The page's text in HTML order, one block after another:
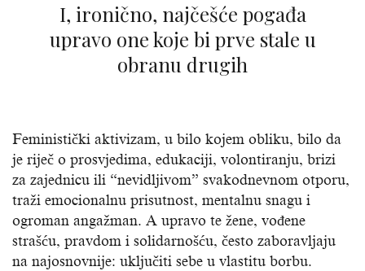
I, ironično, najčešće pogađa
upravo one koje bi prve stale u
obranu drugih
Feministički aktivizam, u bilo kojem obliku, bilo da
je riječ o prosvjedima, edukaciji, volontiranju, brizi
za zajednicu ili “nevidljivom” svakodnevnom otporu,
traži emocionalnu prisutnost, mentalnu snagu i
ogroman angažman. A upravo te žene, vođene
strašću, pravdom i solidarnošću, često zaboravljaju
na najosnovnije: uključiti sebe u vlastitu borbu.